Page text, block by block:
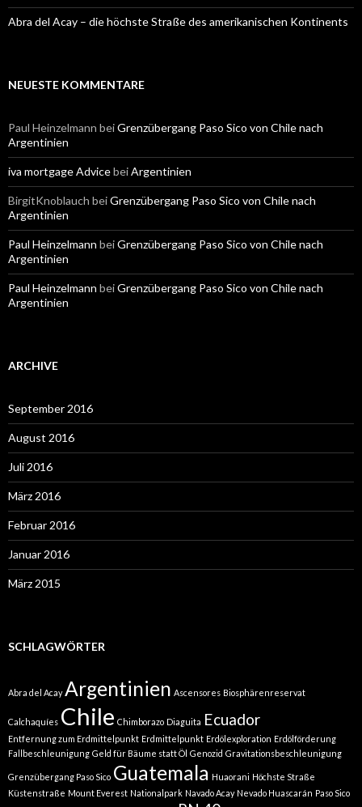
Abra del Acay – die höchste Straße des amerikanischen Kontinents
NEUESTE KOMMENTARE
Paul Heinzelmann beiGrenzübergang Paso Sico von Chile nach
Argentinien
iva mortgage AdvicebeiArgentinien
BirgitKnoblauch beiGrenzübergang Paso Sico von Chile nach
Argentinien
Paul Heinzelmann beiGrenzübergang Paso Sico von Chile nach
Argentinien
Paul Heinzelmann beiGrenzübergang Paso Sico von Chile nach
Argentinien
ARCHIVE
September 2016
August 2016
Juli 2016
März 2016
Februar 2016
Januar 2016
März 2015
SCHLAGWÖRTER
Abra del Acay Argentinien Ascensores Biosphärenreservat
Calchaquíes Chile Chimborazo Diaguita Ecuador
Entfernung zum Erdmittelpunkt Erdmittelpunkt Erdölexploration Erdölförderung
Fallbeschleunigung Geld für Bäume statt Öl Genozid Gravitationsbeschleunigung
Grenzübergang Paso Sico Guatemala Huaorani Höchste Straße
Küstenstraße Mount Everest Nationalpark Navado Acay Nevado Huascarán Paso Sico